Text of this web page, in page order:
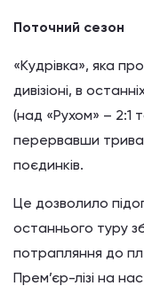
Поточний сезон
«Кудрівка», яка
дивізіоні, в
(над «Рухом» – 2:1
перервавши
поєдинків.
Це дозволило
останнього туру
потрапляння до
Прем’єр-лізі на